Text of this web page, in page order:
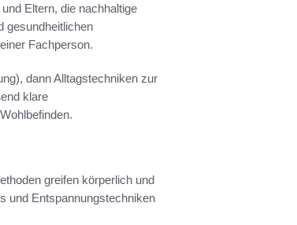
Eltern, die nachhaltige
gesundheitlichen
Fachperson.
dann Alltagstechniken zur
klare
greifen körperlich und
und Entspannungstechniken